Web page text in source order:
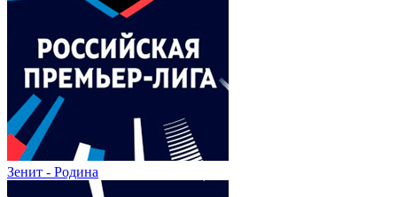
Зенит - Родина